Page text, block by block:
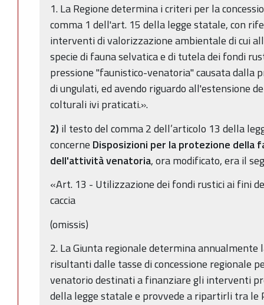
1. La Regione determina i criteri per la
comma 1 dell'art. 15 della legge statale, con
interventi di valorizzazione ambientale di cui
specie di fauna selvatica e di tutela dei fondi
pressione "faunistico-venatoria" causata dalla
di ungulati, ed avendo riguardo all'estensione
colturali ivi praticati.».
2) il testo del comma 2 dell’articolo 13 della
concerne Disposizioni per la protezione della
dell'attività venatoria, ora modificato, era il
«Art. 13 - Utilizzazione dei fondi rustici ai fini
caccia
(omissis)
2. La Giunta regionale determina
risultanti dalle tasse di concessione regionale
venatorio destinati a finanziare gli interventi
della legge statale e provvede a ripartirli tra le